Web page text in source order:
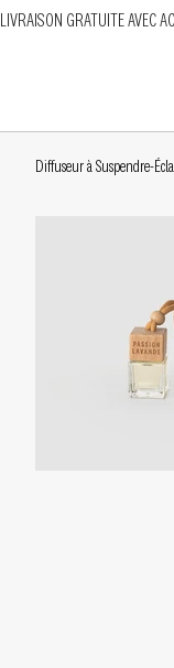
LIVRAISON GRATUITE AVEC
Diffuseur à Suspendre-